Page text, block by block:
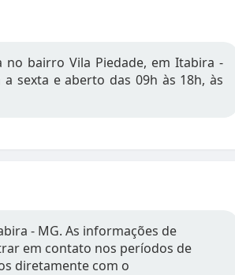
no bairro Vila Piedade, em Itabira -
sexta e aberto das 09h às 18h, às
- MG. As informações de
em contato nos períodos de
diretamente com o